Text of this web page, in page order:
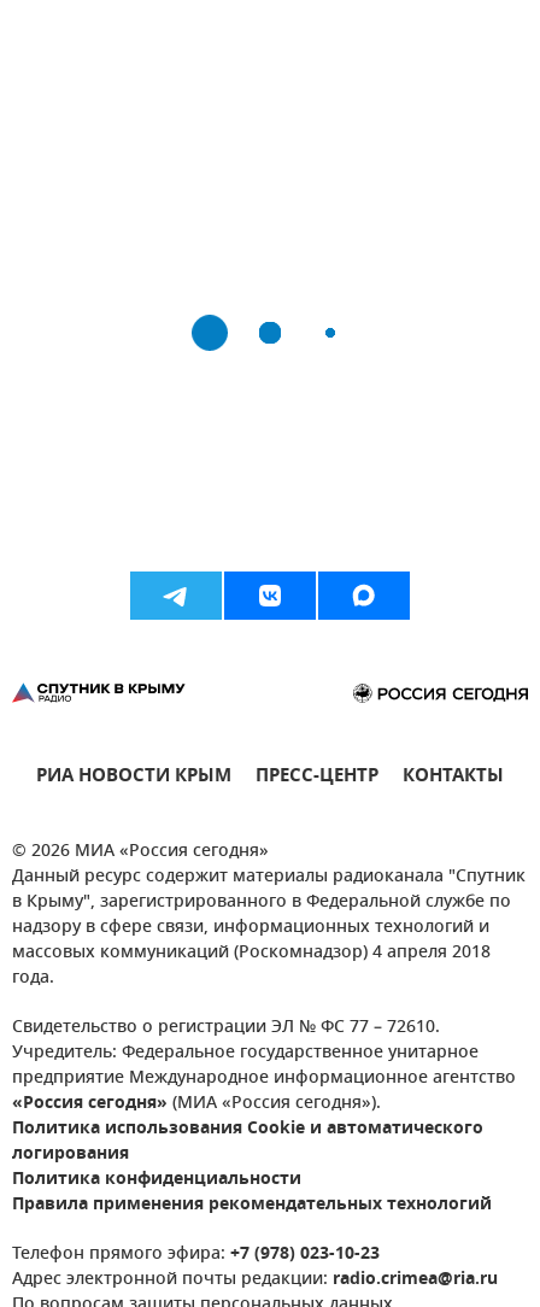
РИА НОВОСТИ КРЫМ ПРЕСС-ЦЕНТР КОНТАКТЫ
© 2026 МИА «Россия сегодня»
Данный ресурс содержит материалы радиоканала "Спутник
в Крыму", зарегистрированного в Федеральной службе по
надзору в сфере связи, информационных технологий и
массовых коммуникаций (Роскомнадзор) 4 апреля 2018
года.
Свидетельство о регистрации ЭЛ № ФС 77 – 72610.
Учредитель: Федеральное государственное унитарное
предприятие Международное информационное агентство
«Россия сегодня» (МИА «Россия сегодня»).
Политика использования Cookie и автоматического
логирования
Политика конфиденциальности
Правила применения рекомендательных технологий
Телефон прямого эфира: +7 (978) 023-10-23
Адрес электронной почты редакции: radio.crimea@ria.ru